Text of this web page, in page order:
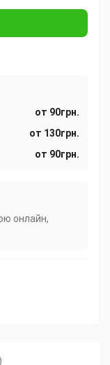
от 90грн.
от 130грн.
от 90грн.
онлайн,